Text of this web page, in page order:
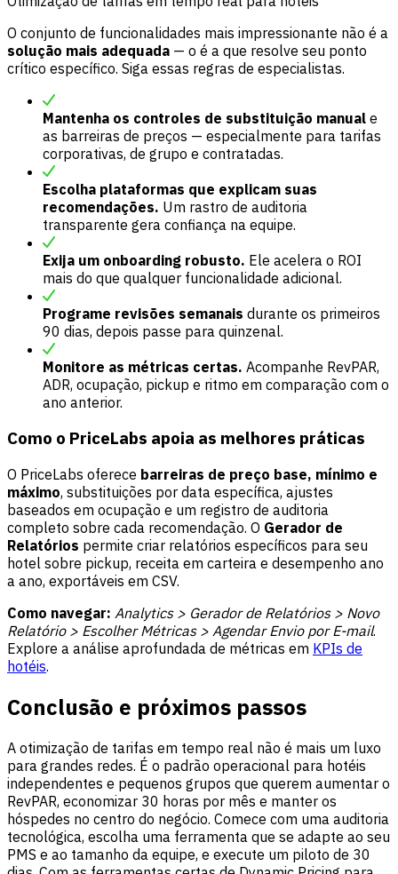
O conjunto de funcionalidades mais impressionante não é a
solução mais adequada — o é a que resolve seu ponto
crítico específico. Siga essas regras de especialistas.
Mantenha os controles de substituição manual e
as barreiras de preços — especialmente para tarifas
corporativas, de grupo e contratadas.
Escolha plataformas que explicam suas
recomendações. Um rastro de auditoria
transparente gera confiança na equipe.
Exija um onboarding robusto. Ele acelera o ROI
mais do que qualquer funcionalidade adicional.
Programe revisões semanais durante os primeiros
90 dias, depois passe para quinzenal.
Monitore as métricas certas. Acompanhe RevPAR,
ADR, ocupação, pickup e ritmo em comparação com o
ano anterior.
Como o PriceLabs apoia as melhores práticas
O PriceLabs oferece barreiras de preço base, mínimo e
máximo, substituições por data específica, ajustes
baseados em ocupação e um registro de auditoria
completo sobre cada recomendação. O Gerador de
Relatórios permite criar relatórios específicos para seu
hotel sobre pickup, receita em carteira e desempenho ano
a ano, exportáveis em CSV.
Como navegar: Analytics > Gerador de Relatórios > Novo
Relatório > Escolher Métricas > Agendar Envio por E-mail.
Explore a análise aprofundada de métricas em KPIs de
hotéis.
Conclusão e próximos passos
A otimização de tarifas em tempo real não é mais um luxo
para grandes redes. É o padrão operacional para hotéis
independentes e pequenos grupos que querem aumentar o
RevPAR, economizar 30 horas por mês e manter os
hóspedes no centro do negócio. Comece com uma auditoria
tecnológica, escolha uma ferramenta que se adapte ao seu
PMS e ao tamanho da equipe, e execute um piloto de 30